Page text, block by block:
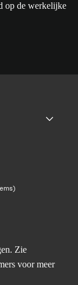
ordent items eerst
verdere volgorde
Zie